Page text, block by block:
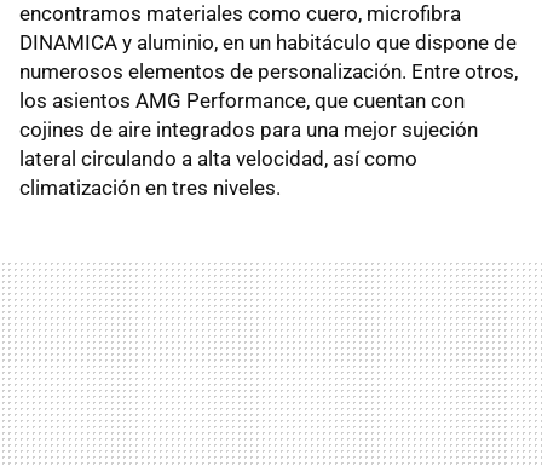
encontramos materiales como cuero, microfibra
DINAMICA y aluminio, en un habitáculo que dispone de
numerosos elementos de personalización. Entre otros,
los asientos AMG Performance, que cuentan con
cojines de aire integrados para una mejor sujeción
lateral circulando a alta velocidad, así como
climatización en tres niveles.